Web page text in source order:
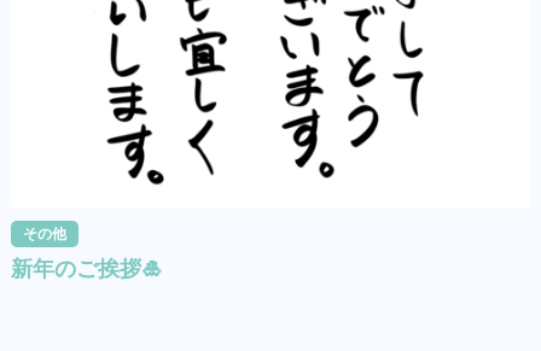
その他
新年のご挨拶🎍